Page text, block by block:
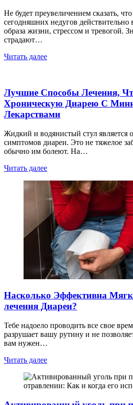
Не будет преувеличением сказать,
сегодняшних недугов
образа жизни, стрессом и тревогой.
страдают…
Читать далее
Лучшие Способы Лечения,
Хроническую Диарею С
Лекарствами
Жидкий и водянистый стул является
симптомов диареи. Это не тяжелое
обычно им болеют. На…
Читать далее
Насколько Эффективна
лечения Диареи?
Тебе надоело проводить все свое
разрушает вашу рутину и не
вам нужен…
Читать далее